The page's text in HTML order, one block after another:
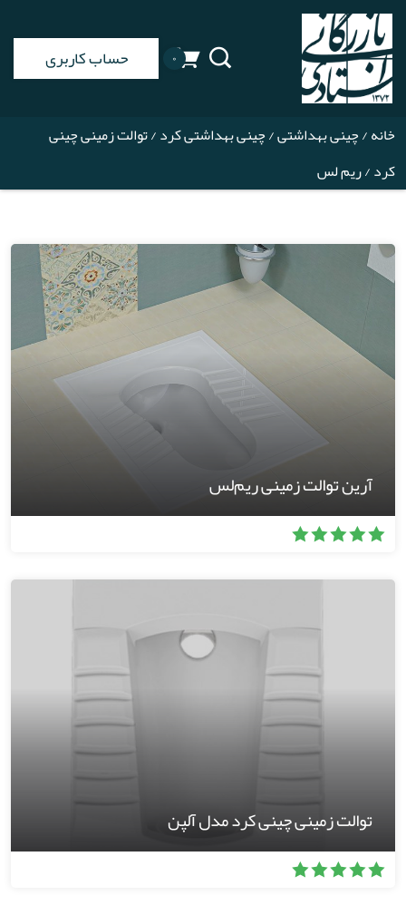
۰ حساب کاربری
خانه/چینی بهداشتی/چینی بهداشتی کرد/توالت زمینی چینی
کرد/ ریم لس
آرین توالت زمینی ریم‌لس
توالت زمینی چینی کرد مدل آلپن